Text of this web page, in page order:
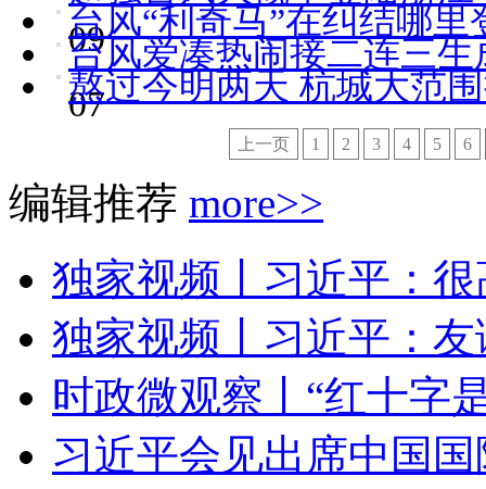
09
台风“利奇马”在纠结哪
台风爱凑热闹接二连三
07
熬过今明两天 杭城大范
上一页 1 2 3 4 5 6
编辑推荐 more>>
独家视频丨习近平：
独家视频丨习近平：
时政微观察丨“红十字
习近平会见出席中国